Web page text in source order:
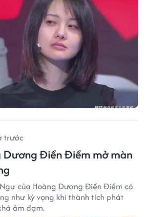
trước
Dương Điền Điềm mở màn
của Hoàng Dương Điền Điềm có
như kỳ vọng khi thành tích phát
ảm đạm.